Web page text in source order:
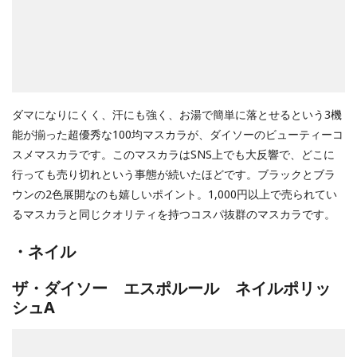
ダマになりにくく、汗にも強く、お湯で簡単に落とせるという3機
能が揃った超優秀な100均マスカラが、ダイソーのビューティーコ
スメマスカラです。このマスカラはSNS上でも大反響で、どこに
行っても売り切れという事態が続いたほどです。ブラックとブラ
ウンの2色展開なのも嬉しいポイント。1,000円以上で売られてい
るマスカラと同じクオリティを持つコスパ抜群のマスカラです。
・ネイル
ザ・ダイソー エスポルール ネイルポリッ
シュA